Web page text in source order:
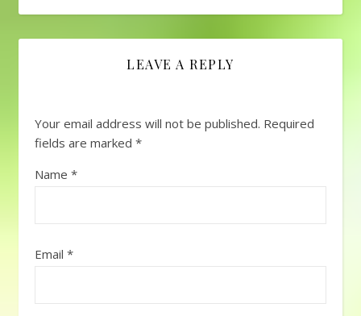
LEAVE A REPLY
Your email address will not be published. Required
fields are marked *
Name *
Email *